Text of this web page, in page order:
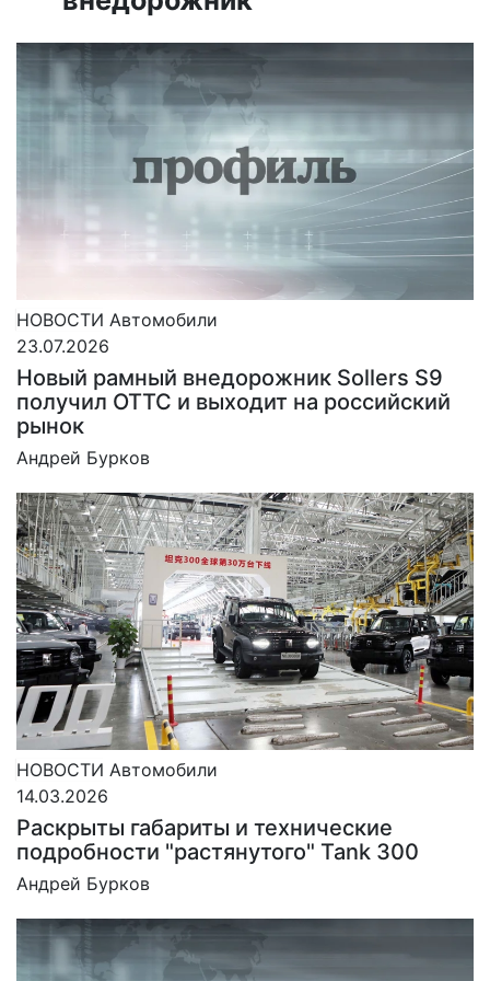
НОВОСТИ Автомобили
23.07.2026
Новый рамный внедорожник Sollers S9
получил ОТТС и выходит на российский
рынок
Андрей Бурков
НОВОСТИ Автомобили
14.03.2026
Раскрыты габариты и технические
подробности "растянутого" Tank 300
Андрей Бурков